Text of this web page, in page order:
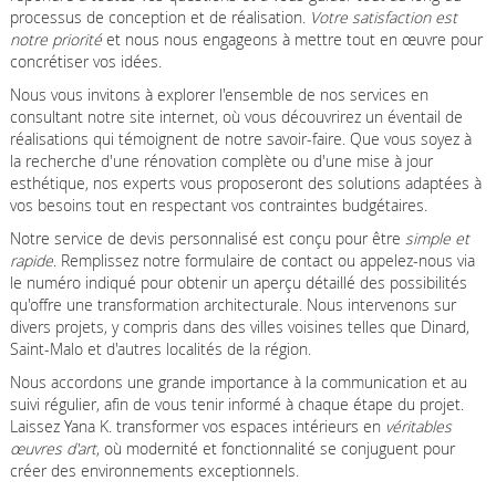
processus de conception et de réalisation. Votre satisfaction est
notre prioritéet nous nous engageons à mettre tout en œuvre pour
concrétiser vos idées.
Nous vous invitons à explorer l'ensemble de nos services en
consultant notre site internet, où vous découvrirez un éventail de
réalisations qui témoignent de notre savoir-faire. Que vous soyez à
la recherche d'une rénovation complète ou d'une mise à jour
esthétique, nos experts vous proposeront des solutions adaptées à
vos besoins tout en respectant vos contraintes budgétaires.
Notre service de devis personnalisé est conçu pour être simple et
rapide. Remplissez notre formulaire de contact ou appelez-nous via
le numéro indiqué pour obtenir un aperçu détaillé des possibilités
qu'offre une transformation architecturale. Nous intervenons sur
divers projets, y compris dans des villes voisines telles que Dinard,
Saint-Malo et d'autres localités de la région.
Nous accordons une grande importance à la communication et au
suivi régulier, afin de vous tenir informé à chaque étape du projet.
Laissez Yana K. transformer vos espaces intérieurs en véritables
œuvres d'art, où modernité et fonctionnalité se conjuguent pour
créer des environnements exceptionnels.